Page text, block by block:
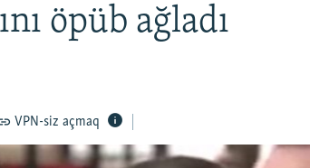
öpüb ağladı
VPN-siz açmaq